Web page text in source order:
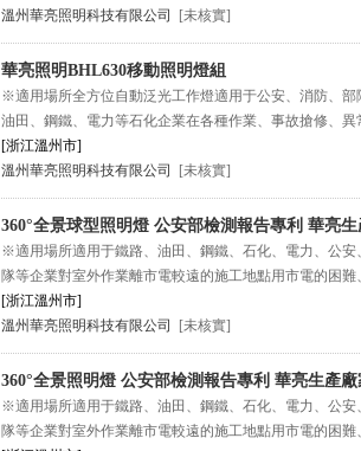
溫州華亮照明科技有限公司
[未核實]
華亮照明BHL630移動照明燈組
※適用場所全方位自動泛光工作燈適用于公安、消防、部
油田、鋼鐵、電力等石化企業在各種作業、事故搶修、異
[浙江溫州市]
溫州華亮照明科技有限公司
[未核實]
360°全景球型照明燈 公安部檢測報告專利 華亮
※適用場所適用于鐵路、油田、鋼鐵、石化、電力、公安
隊等企業對室外作業離市電較遠的施工地點用市電的困難
[浙江溫州市]
溫州華亮照明科技有限公司
[未核實]
360°全景照明燈 公安部檢測報告專利 華亮生產廠
※適用場所適用于鐵路、油田、鋼鐵、石化、電力、公安
隊等企業對室外作業離市電較遠的施工地點用市電的困難